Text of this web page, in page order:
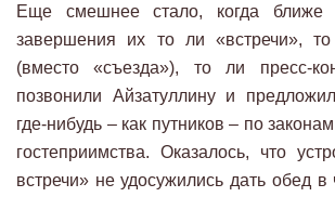
Еще смешнее стало, когда ближе
завершения их то ли «встречи»,
(вместо «съезда»), то ли пресс-
позвонили Айзатуллину и
где-нибудь – как путников – по
гостеприимства. Оказалось, что
встречи» не удосужились дать обед в